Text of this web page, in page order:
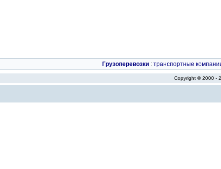
Грузоперевозки : транспортные
Copyright © 2000 -